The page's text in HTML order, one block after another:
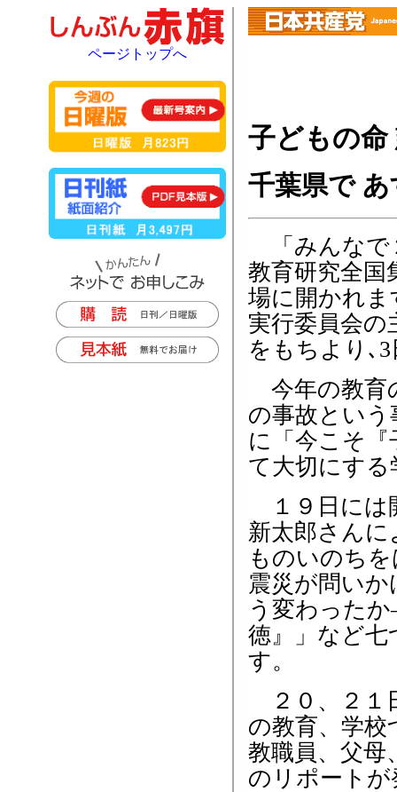
子どもの命
千葉県で
「みんなで
教育研究全国
場に開かれま
実行委員会の
をもちより､
今年の教育
の事故とい
に「今こそ
て大切にす
１９日には
新太郎さん
ものいのち
震災が問い
う変わった
徳』」など
す。
２０、２１
の教育、学
教職員、父母
のリポート
ページトップへ